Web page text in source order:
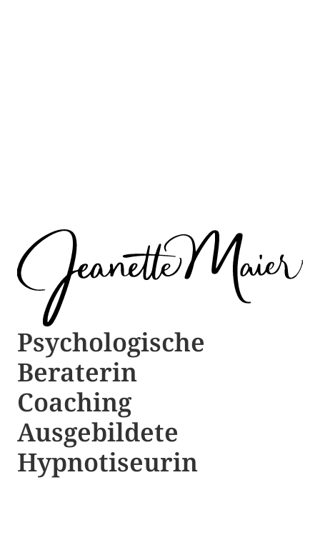
Psychologische ​​
Beraterin
Coaching
Ausgebildete​ ​
Hypnotiseurin